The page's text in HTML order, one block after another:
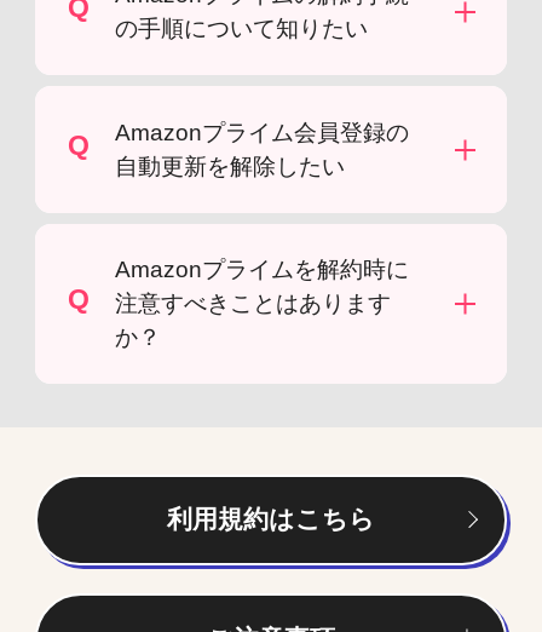
Q
の手順について知りたい
Q
Amazonプライム会員登録の
自動更新を解除したい
Q
Amazonプライムを解約時に
注意すべきことはあります
か？
利用規約はこちら